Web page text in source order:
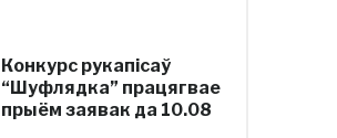
Конкурс рукапісаў
“Шуфлядка” працягвае
прыём заявак да 10.08